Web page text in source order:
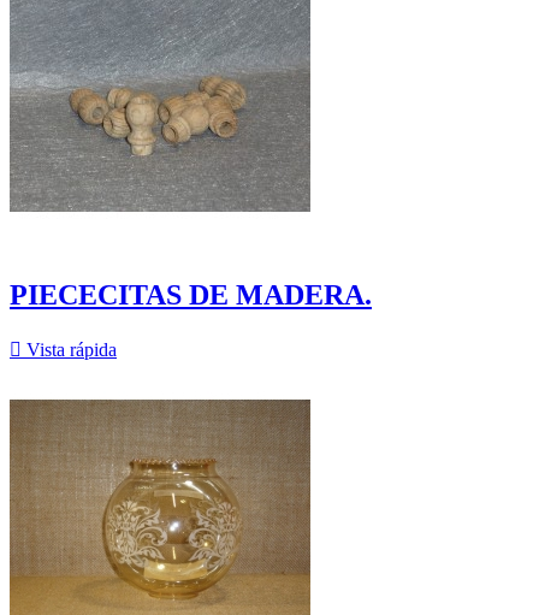
PIECECITAS DE MADERA.
 Vista rápida